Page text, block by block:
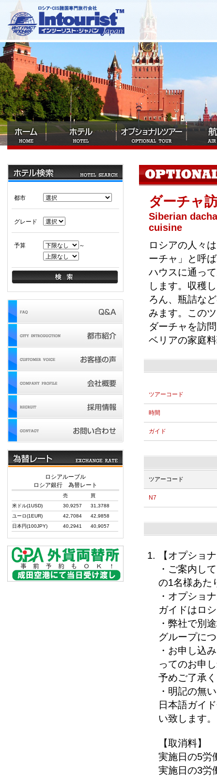
ダーチャ
Siberian
cuisine
ロシアの人々
ーチャ」と呼
ハウスに通っ
します。収穫
ろん、瓶詰な
みます。この
ダーチャを訪
ベリアの家庭
ツアーコード
時間
ガイド
ツアーコード
N7
【オプショ
・ご案内し
の1名様あた
・オプショ
ガイドはロ
・弊社で別
グループに
・お申し込
ってのお申
予めご了承
・明記の無
日本語ガイ
い致します。
【取消料】
実施日の5
実施日の3労
都市
グレード
予算 ～
ロシアルーブル
ロシア銀行 為替レート
売
買
米ドル(1USD)
30,9257
31,3788
ユーロ(1EUR)
42,7084
42,9858
日本円(100JPY)
40,2941 40,9057